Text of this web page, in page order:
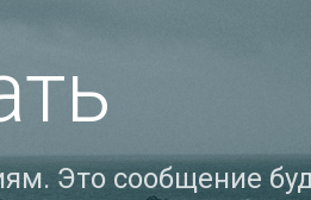
Это сообщение